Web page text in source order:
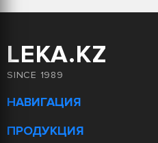
LEKA.KZ
SINCE 1989
НАВИГАЦИЯ
Компания
ПРОДУКЦИЯ